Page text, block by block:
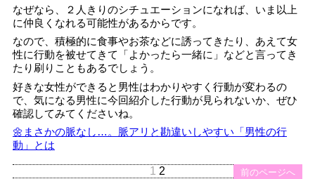
なぜなら、２人きりのシチュエーションになれば、いま以上
に仲良くなれる可能性があるからです。
なので、積極的に食事やお茶などに誘ってきたり、あえて女
性に行動を被せてきて「よかったら一緒に」などと言ってき
たり刷りこともあるでしょう。
好きな女性ができると男性はわかりやすく行動が変わるの
で、気になる男性に今回紹介した行動が見られないか、ぜひ
確認してみてくださいね。
🌼まさかの脈なし…。脈アリと勘違いしやすい「男性の行
動」とは
前のページへ
1 2